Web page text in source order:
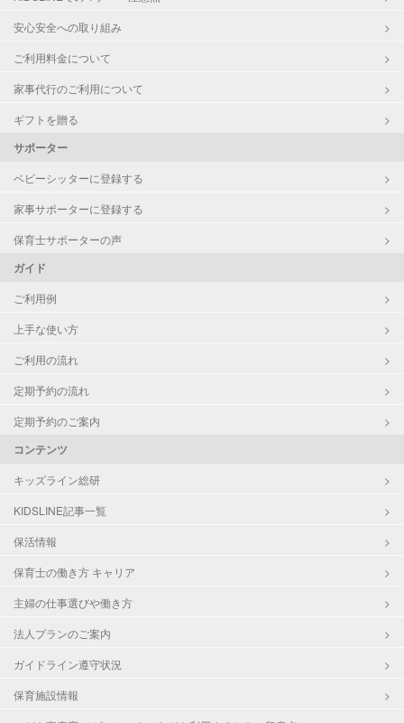
安心安全への取り組み
ご利用料金について
家事代行のご利用について
ギフトを贈る
サポーター
ベビーシッターに登録する
家事サポーターに登録する
保育士サポーターの声
ガイド
ご利用例
上手な使い方
ご利用の流れ
定期予約の流れ
定期予約のご案内
コンテンツ
キッズライン総研
KIDSLINE記事一覧
保活情報
保育士の働き方 キャリア
主婦の仕事選びや働き方
法人プランのご案内
ガイドライン遵守状況
保育施設情報